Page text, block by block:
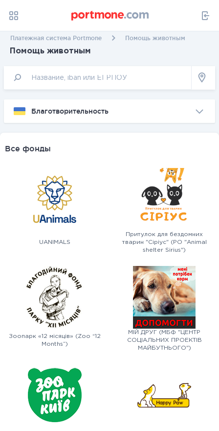
Платежная система Portmone Помощь животным
Помощь животным
Благотворительность
Все фонды
UANIMALS
Притулок для бездомних
тварин "Сіріус" (PO "Animal
shelter Sirius")
Зоопарк «12 місяців» (Zoo “12
Months”)
МІЙ ДРУГ (МБФ "ЦЕНТР
СОЦІАЛЬНИХ ПРОЕКТІВ
МАЙБУТНЬОГО")